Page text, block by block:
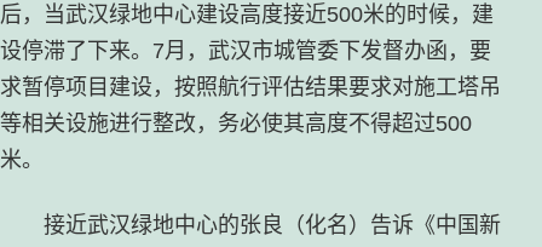
后，当武汉绿地中心建设高度接近500米的时候，建
设停滞了下来。7月，武汉市城管委下发督办函，要
求暂停项目建设，按照航行评估结果要求对施工塔吊
等相关设施进行整改，务必使其高度不得超过500
米。
接近武汉绿地中心的张良（化名）告诉《中国新